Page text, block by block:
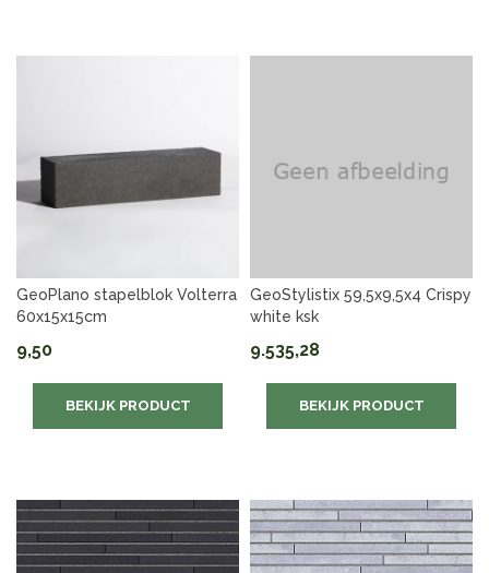
GeoPlano stapelblok Volterra
60x15x15cm
9,50
BEKIJK PRODUCT
GeoStylistix 59,5x9,5x4 Crispy
white ksk
9.535,28
BEKIJK PRODUCT